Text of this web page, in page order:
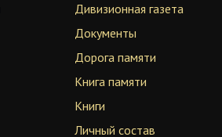
Дивизионная газета
Документы
Дорога памяти
Книга памяти
Книги
Личный состав